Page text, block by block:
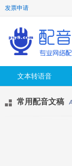
发票申请
文本转语音
常用配音文稿